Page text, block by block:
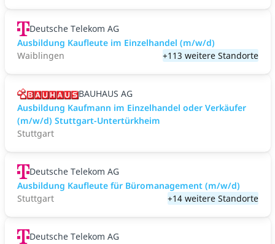
Deutsche Telekom AG
Ausbildung Kaufleute im Einzelhandel (m/w/d)
Waiblingen
+113 weitere Standorte
BAUHAUS AG
Ausbildung Kaufmann im Einzelhandel oder Verkäufer
(m/w/d) Stuttgart-Untertürkheim
Stuttgart
Deutsche Telekom AG
Ausbildung Kaufleute für Büromanagement (m/w/d)
Stuttgart
+14 weitere Standorte
Deutsche Telekom AG